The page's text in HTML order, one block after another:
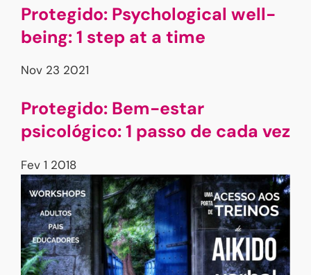
Protegido: Psychological well-
being: 1 step at a time
Nov 23 2021
Protegido: Bem-estar
psicológico: 1 passo de cada vez
Fev 1 2018